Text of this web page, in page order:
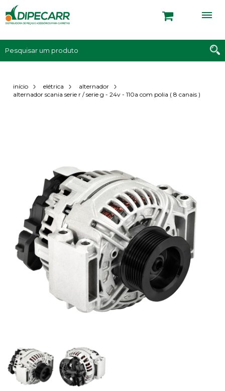
início elétrica
alternador
alternador scania serie r / serie g - 24v - 110a com polia ( 8 canais )